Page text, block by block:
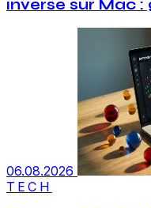
inversé sur Mac
06.08.2026
TECH